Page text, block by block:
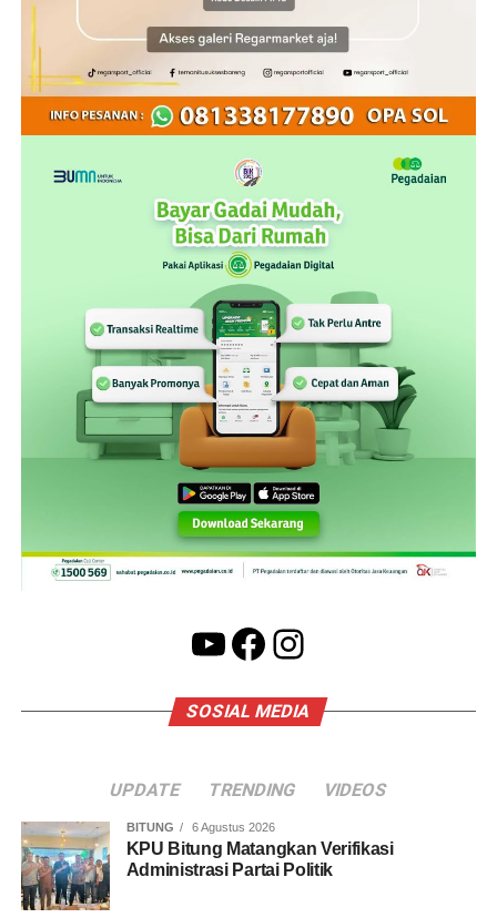
YouTube
Facebook
Instagram
SOSIAL MEDIA
UPDATE TRENDING VIDEOS
BITUNG 6 Agustus 2026
KPU Bitung Matangkan Verifikasi
Administrasi Partai Politik